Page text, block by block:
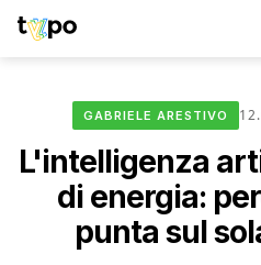
GABRIELE ARESTIVO
L'intelligenza
di energia:
punta sul